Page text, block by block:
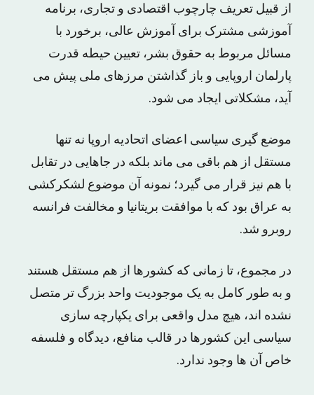
از قبیل تعریف چارچوب اقتصادی و تجاری، برنامه
آموزشی مشترک برای آموزش عالی، برخورد با
مسائل مربوط به حقوق بشر، تعیین حیطه قدرت
پارلمان اروپایی و باز گذاشتن مرزهای ملی پیش می
آید، مشکلاتی ایجاد می شود.
موضع گیری سیاسی اعضای اتحادیه اروپا نه تنها
مستقل از هم باقی می ماند بلکه در جاهایی در تقابل
با هم نیز قرار می گیرد؛ نمونه آن موضوع لشکرکشی
به عراق بود که با موافقت بریتانیا و مخالفت فرانسه
روبرو شد.
در مجموع، تا زمانی که کشورها از هم مستقل هستند
و به طور کامل به یک موجودیت واحد بزرگ تر متصل
نشده اند، هیچ مدل واقعی برای یکپارچه سازی
سیاسی این کشورها در قالب منافع، دیدگاه و فلسفه
خاص آن ها وجود ندارد.